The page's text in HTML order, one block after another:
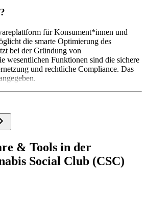
für Konsument*innen und
die smarte Optimierung des
bei der Gründung von
wesentlichen Funktionen sind die sichere
und rechtliche Compliance. Das
& Tools in der
Social Club (CSC)